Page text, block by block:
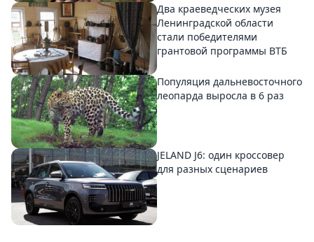
Два краеведческих музея
Ленинградской области
стали победителями
грантовой программы ВТБ
Популяция дальневосточного
леопарда выросла в 6 раз
JELAND J6: один кроссовер
для разных сценариев